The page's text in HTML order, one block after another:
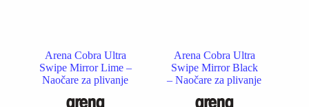
Arena Cobra Ultra
Swipe Mirror Lime –
Naočare za plivanje
Arena Cobra Ultra
Swipe Mirror Black
– Naočare za plivanje